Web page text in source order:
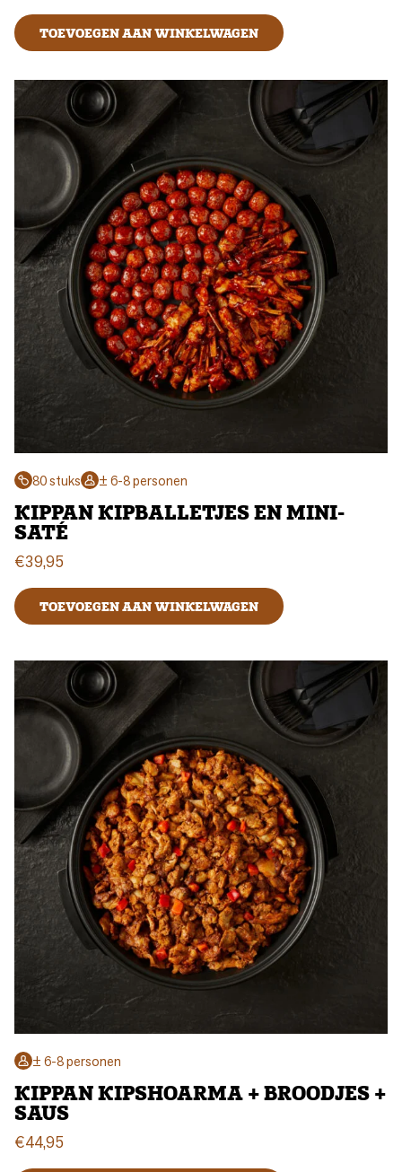
TOEVOEGEN AAN WINKELWAGEN
80 stuks ± 6-8 personen
KIPPAN KIPBALLETJES EN MINI-
SATÉ
€39,95
TOEVOEGEN AAN WINKELWAGEN
± 6-8 personen
KIPPAN KIPSHOARMA + BROODJES +
SAUS
€44,95